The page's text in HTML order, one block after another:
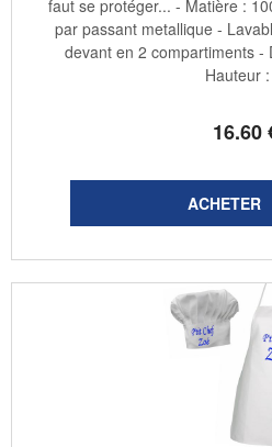
16.60
faut se protéger... - Matière :
par passant metallique -
devant en 2 compartiments -
Hauteur